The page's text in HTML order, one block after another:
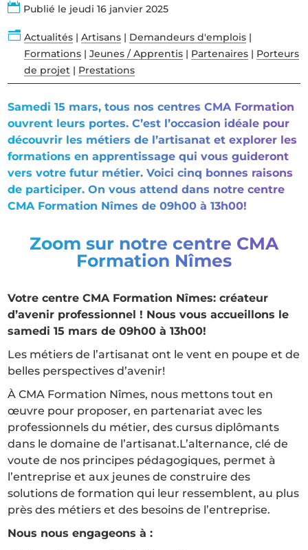
 Publié le jeudi 16 janvier 2025
n Actualités| Artisans| Demandeurs d'emplois|
Formations| Jeunes / Apprentis| Partenaires| Porteurs
de projet| Prestations
Samedi 15 mars, tous nos centres CMA Formation
ouvrent leurs portes. C’est l’occasion idéale pour
découvrir les métiers de l’artisanat et explorer les
formations en apprentissage qui vous guideront
vers votre futur métier. Voici cinq bonnes raisons
de participer. On vous attend dans notre centre
CMA Formation Nîmes de 09h00 à 13h00!
Zoom sur notre centre CMA
Formation Nîmes
Votre centre CMA Formation Nîmes: créateur
d’avenir professionnel ! Nous vous accueillons le
samedi 15 mars de 09h00 à 13h00!
Les métiers de l’artisanat ont le vent en poupe et de
belles perspectives d’avenir!
À CMA Formation Nîmes, nous mettons tout en
œuvre pour proposer, en partenariat avec les
professionnels du métier, des cursus diplômants
dans le domaine de l’artisanat.L’alternance, clé de
voute de nos principes pédagogiques, permet à
l’entreprise et aux jeunes de construire des
solutions de formation qui leur ressemblent, au plus
près des métiers et des besoins de l’entreprise.
Nous nous engageons à :